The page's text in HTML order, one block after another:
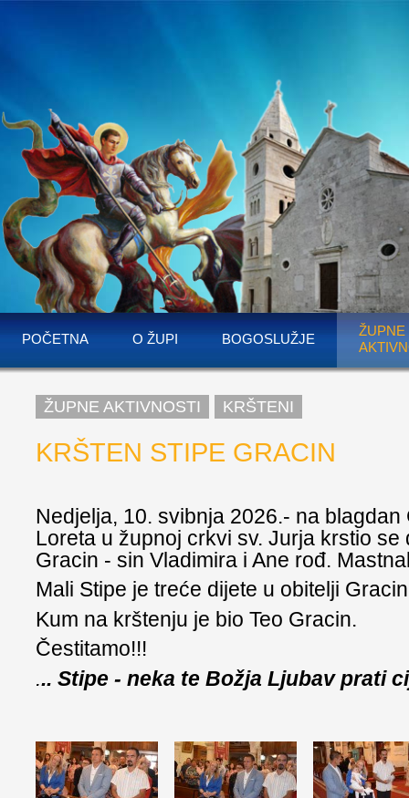
POČETNA O ŽUPI BOGOSLUŽJE
ŽUPNE
ŽUPNE AKTIVNOSTI KRŠTENI
KRŠTEN STIPE GRACIN
Nedjelja, 10. svibnja 2026.- na blagdan
Loreta u župnoj crkvi sv. Jurja krstio se
Gracin - sin Vladimira i Ane rođ.
Mali Stipe je treće dijete u obitelji
Kum na krštenju je bio Teo Gracin.
Čestitamo!!!
... Stipe - neka te Božja Ljubav prati